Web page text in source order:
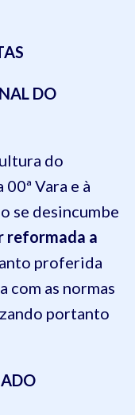
DO
do
Vara e à
se desincumbe
reformada a
proferida
com as normas
portanto